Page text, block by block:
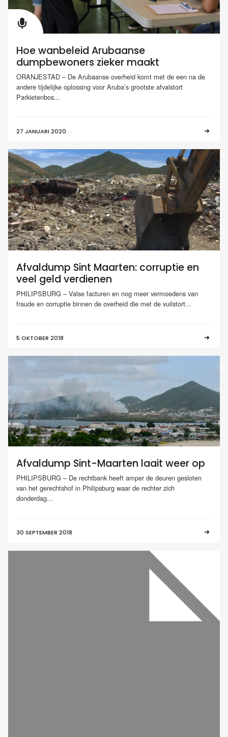
Hoe wanbeleid Arubaanse
dumpbewoners zieker maakt
ORANJESTAD – De Arubaanse overheid komt met de een na de
andere tijdelijke oplossing voor Aruba’s grootste afvalstort
Parkietenbos...
27 JANUARI 2020
Afvaldump Sint Maarten: corruptie en
veel geld verdienen
PHILIPSBURG – Valse facturen en nog meer vermoedens van
fraude en corruptie binnen de overheid die met de vuilstort...
5 OKTOBER 2018
Afvaldump Sint-Maarten laait weer op
PHILIPSBURG – De rechtbank heeft amper de deuren gesloten
van het gerechtshof in Philipsburg waar de rechter zich
donderdag...
30 SEPTEMBER 2018